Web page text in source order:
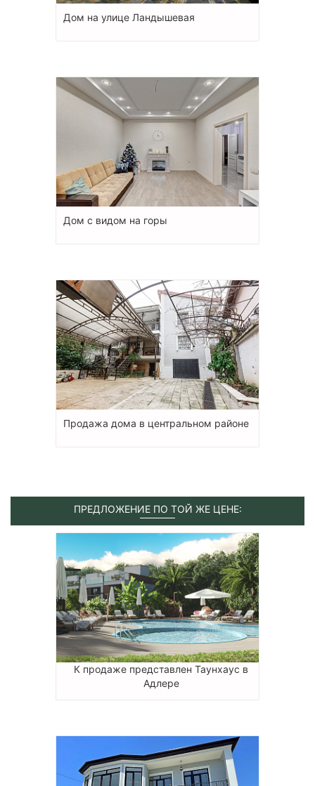
Дом на улице Ландышевая
Дом с видом на горы
Продажа дома в центральном районе
ПРЕДЛОЖЕНИЕ ПО ТОЙ ЖЕ ЦЕНЕ:
К продаже представлен Таунхаус в
Адлере